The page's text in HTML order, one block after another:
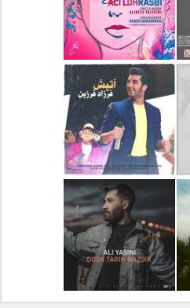
دانلود آهنگ جدید علی
لهراسبی بنام صورت
دانلود آهنگ جدید فرزاد
فرزین بنام آتیش